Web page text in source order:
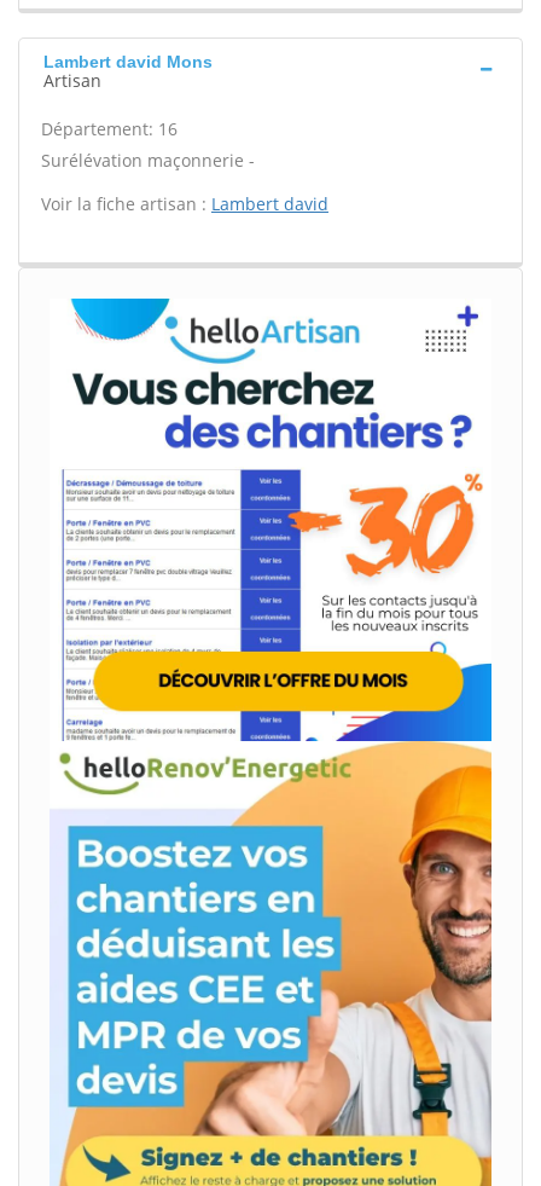
Lambert david Mons
Artisan
Département: 16
Surélévation maçonnerie -
Voir la fiche artisan : Lambert david